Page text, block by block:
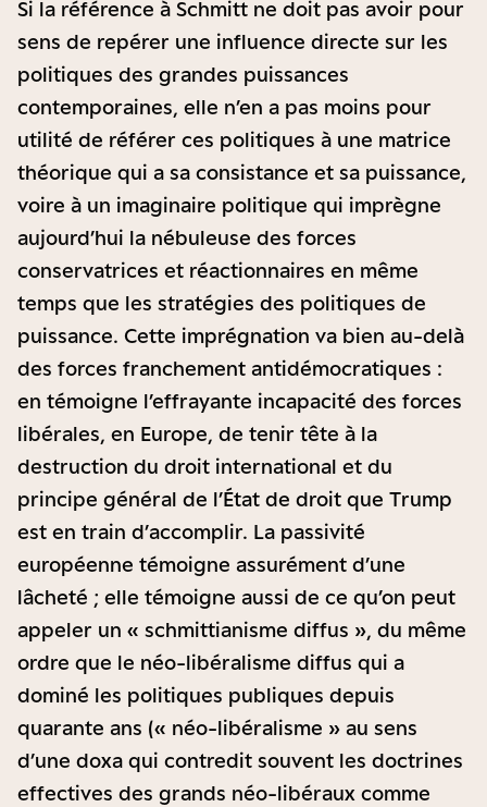
Si la référence à Schmitt ne doit pas avoir pour
sens de repérer une influence directe sur les
politiques des grandes puissances
contemporaines, elle n’en a pas moins pour
utilité de référer ces politiques à une matrice
théorique qui a sa consistance et sa puissance,
voire à un imaginaire politique qui imprègne
aujourd’hui la nébuleuse des forces
conservatrices et réactionnaires en même
temps que les stratégies des politiques de
puissance. Cette imprégnation va bien au-delà
des forces franchement antidémocratiques :
en témoigne l’effrayante incapacité des forces
libérales, en Europe, de tenir tête à la
destruction du droit international et du
principe général de l’État de droit que Trump
est en train d’accomplir. La passivité
européenne témoigne assurément d’une
lâcheté ; elle témoigne aussi de ce qu’on peut
appeler un « schmittianisme diffus », du même
ordre que le néo-libéralisme diffus qui a
dominé les politiques publiques depuis
quarante ans (« néo-libéralisme » au sens
d’une doxa qui contredit souvent les doctrines
effectives des grands néo-libéraux comme